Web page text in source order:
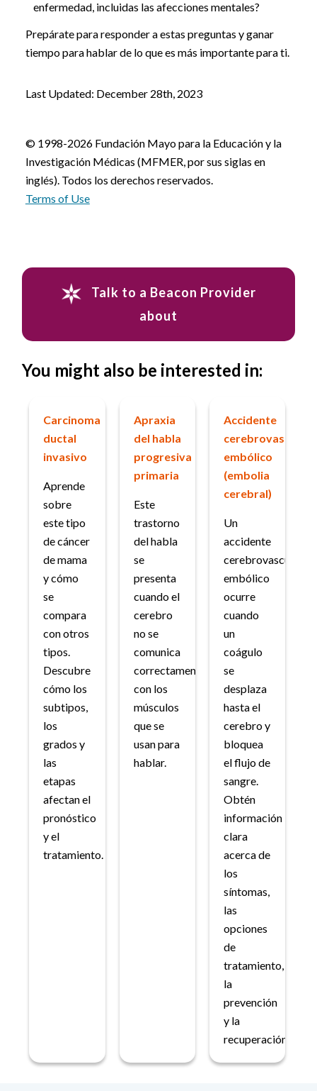
enfermedad, incluidas las afecciones mentales?
Prepárate para responder a estas preguntas y ganar
tiempo para hablar de lo que es más importante para ti.
Last Updated: December 28th, 2023
© 1998-2026 Fundación Mayo para la Educación y la
Investigación Médicas (MFMER, por sus siglas en
inglés). Todos los derechos reservados.
Terms of Use
Talk to a Beacon Provider
about
You might also be interested in:
Carcinoma
ductal
invasivo
Aprende
sobre
este tipo
de cáncer
de mama
y cómo
se
compara
con otros
tipos.
Descubre
cómo los
subtipos,
los
grados y
las
etapas
afectan el
pronóstico
y el
tratamiento.
Apraxia
del habla
progresiva
primaria
Este
trastorno
del habla
se
presenta
cuando el
cerebro
no se
comunica
correctamente
con los
músculos
que se
usan para
hablar.
Accidente
cerebrovascular
embólico
(embolia
cerebral)
Un
accidente
cerebrovascular
embólico
ocurre
cuando
un
coágulo
se
desplaza
hasta el
cerebro y
bloquea
el flujo de
sangre.
Obtén
información
clara
acerca de
los
síntomas,
las
opciones
de
tratamiento,
la
prevención
y la
recuperación.